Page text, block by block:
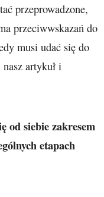
przeprowadzone,
przeciwwskazań do
musi udać się do
artykuł i
od siebie zakresem
etapach